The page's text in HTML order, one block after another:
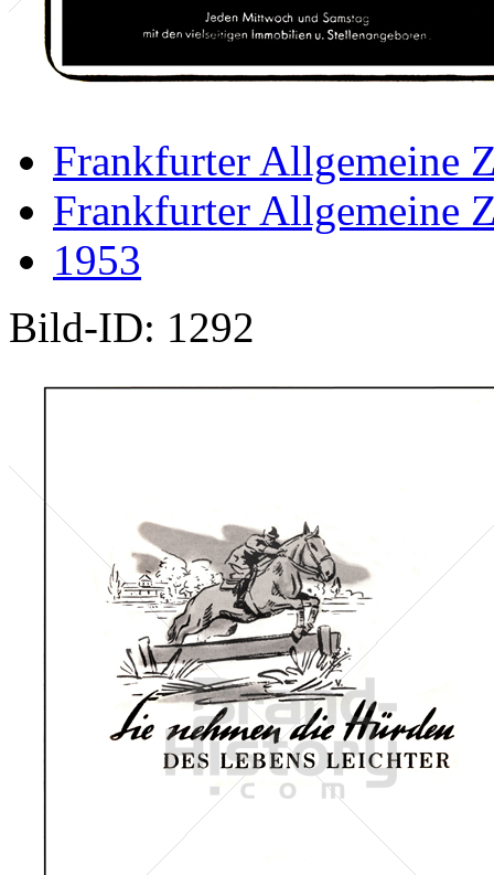
Frankfurter Allgemeine
Frankfurter Allgemeine
1953
Bild-ID: 1292